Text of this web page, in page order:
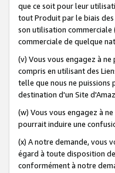
que ce soit pour leur
tout Produit par le biais des
son utilisation commerciale
commerciale de quelque
(v) Vous vous engagez à
compris en utilisant des
telle que nous ne puissions
destination d'un Site
(w) Vous vous engagez à
pourrait induire une
(x) A notre demande, vous
égard à toute disposition
conformément à notre